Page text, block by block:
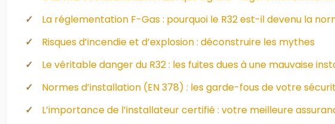
La réglementation F-Gas : pourquoi le R32 est-il devenu la
Risques d’incendie et d’explosion : déconstruire les mythes
Le véritable danger du R32 : les fuites dues à une mauvaise
Normes d’installation (EN 378) : les garde-fous de votre
L’importance de l’installateur certifié : votre meilleure